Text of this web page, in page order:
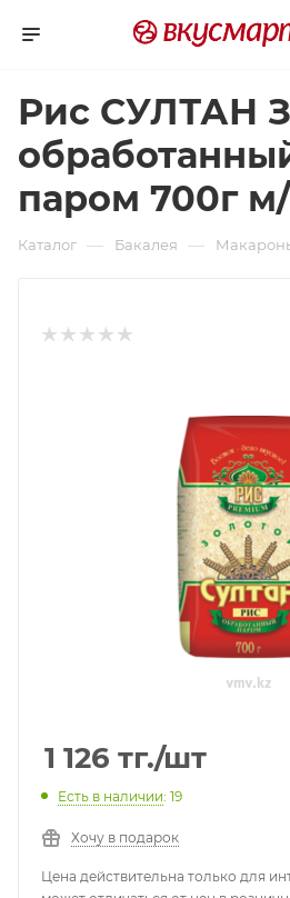
Рис СУЛТАН
паром 700г
Каталог — Бакалея —
1 126 тг./шт
Есть в наличии: 19
Хочу в подарок
Цена действительна только для